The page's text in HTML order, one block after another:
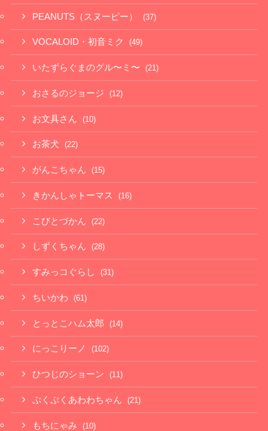
PEANUTS（スヌーピー） (37)
VOCALOID・初音ミク (49)
いたずらぐまのグル〜ミ〜 (21)
おさるのジョージ (12)
お文具さん (10)
お茶犬 (22)
がんこちゃん (15)
きかんしゃトーマス (16)
こびとづかん (22)
しずくちゃん (28)
すみっコぐらし (31)
ちいかわ (61)
とっとこハム太郎 (14)
にっこりーノ (102)
ひつじのショーン (11)
ぷくぷくあわわちゃん (21)
もちにゃみ (10)